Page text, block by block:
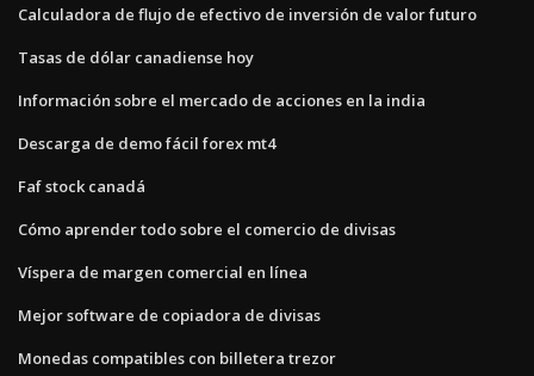
Calculadora de flujo de efectivo de inversión de valor futuro
Tasas de dólar canadiense hoy
Información sobre el mercado de acciones en la india
Descarga de demo fácil forex mt4
Faf stock canadá
Cómo aprender todo sobre el comercio de divisas
Víspera de margen comercial en línea
Mejor software de copiadora de divisas
Monedas compatibles con billetera trezor